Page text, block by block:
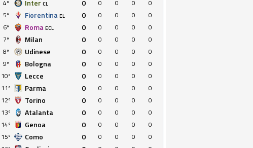
4º
Inter CL 0 0 0 0
0
5º
Fiorentina EL 0 0 0 0
0
6º
Roma ECL 0 0 0 0
0
7º
Milan 0 0 0 0
0
8º
Udinese 0 0 0 0
0
9º
Bologna 0 0 0 0
0
10º
Lecce 0 0 0 0
0
11º
Parma 0 0 0 0
0
12º
Torino 0 0 0 0
0
13º
Atalanta 0 0 0 0
0
14º
Genoa 0 0 0 0
0
15º
Como 0 0 0 0
0